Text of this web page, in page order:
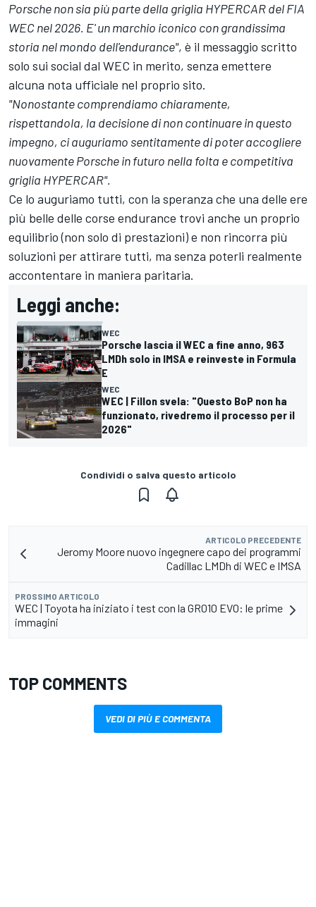
Porsche non sia più parte della griglia HYPERCAR del FIA
WEC nel 2026. E' un marchio iconico con grandissima
storia nel mondo dell'endurance", è il messaggio scritto
solo sui social dal WEC in merito, senza emettere
alcuna nota ufficiale nel proprio sito.
"Nonostante comprendiamo chiaramente,
rispettandola, la decisione di non continuare in questo
impegno, ci auguriamo sentitamente di poter accogliere
nuovamente Porsche in futuro nella folta e competitiva
griglia HYPERCAR".
Ce lo auguriamo tutti, con la speranza che una delle ere
più belle delle corse endurance trovi anche un proprio
equilibrio (non solo di prestazioni) e non rincorra più
soluzioni per attirare tutti, ma senza poterli realmente
accontentare in maniera paritaria.
Leggi anche:
WEC
Porsche lascia il WEC a fine anno, 963
LMDh solo in IMSA e reinveste in Formula
E
WEC
WEC | Fillon svela: "Questo BoP non ha
funzionato, rivedremo il processo per il
2026"
Condividi o salva questo articolo
ARTICOLO PRECEDENTE
Jeromy Moore nuovo ingegnere capo dei programmi
Cadillac LMDh di WEC e IMSA
PROSSIMO ARTICOLO
WEC | Toyota ha iniziato i test con la GR010 EVO: le prime
immagini
TOP COMMENTS
VEDI DI PIÙ E COMMENTA